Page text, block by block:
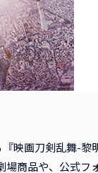
映画刀剣乱舞-
商品や、公式フ